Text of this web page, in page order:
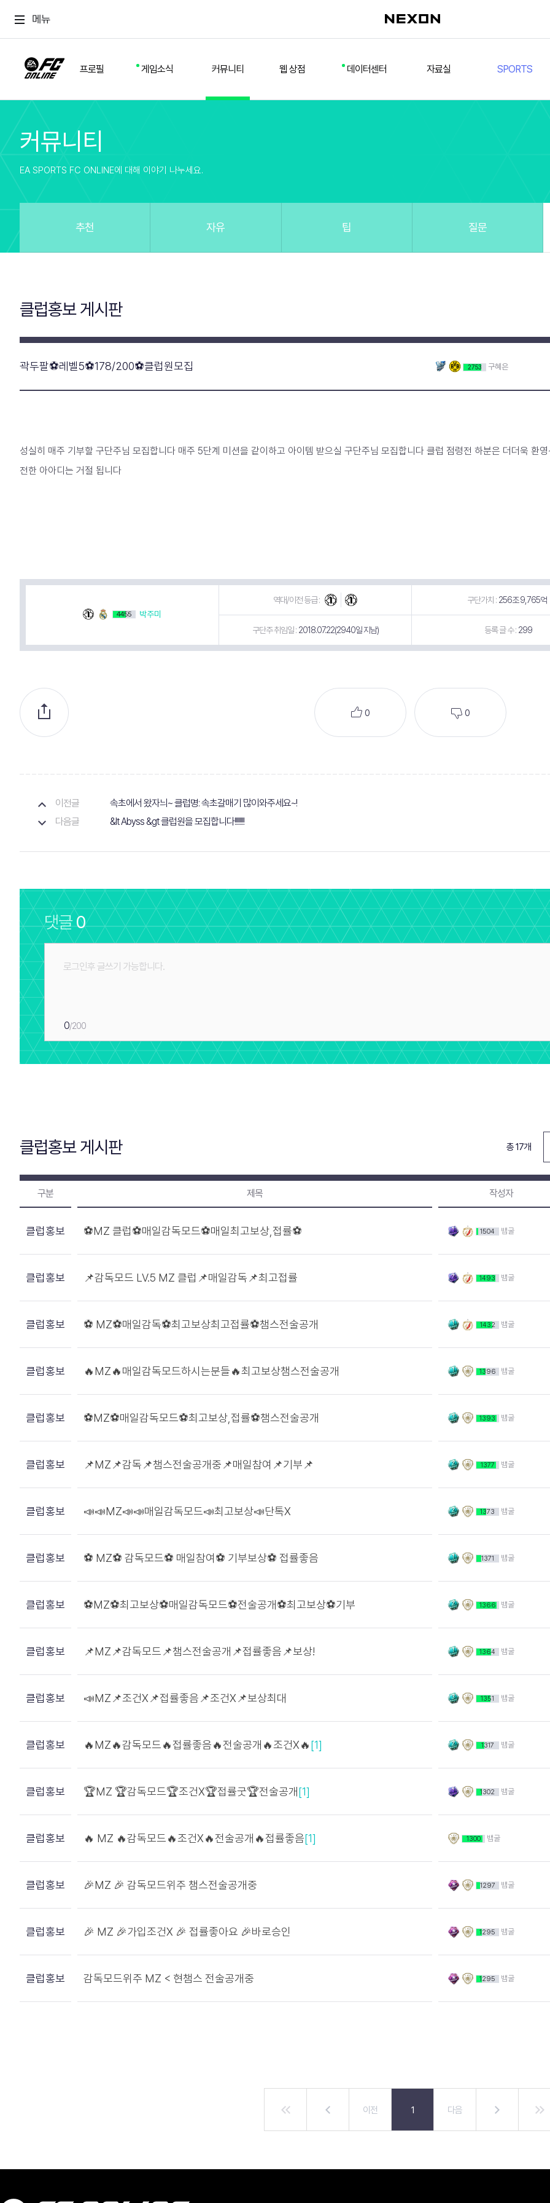
메뉴
프로필 게임소식 커뮤니티 웹 상점 데이터센터 자료실 SPORTS
스쿼드
경기 기록
커뮤니티
방명록
설정
업데이트
유저 가이드
게임 플레이 버그 제보
훈련코치/특성 도우미
스쿼드 피드
커뮤니티
EA SPORTS FC ONLINE에 대해 이야기 나누세요.
추천 자유 팁 질문
클럽홍보 게시판
곽두팔⚽레벨5⚽178/200⚽클럽원모집 2753 구혜은
성실히 매주 기부할 구단주님 모집합니다 매주 5단계 미션을 같이하고 아이템 받으실 구단주님 모집합니다 클럽 점령전 하분은 더더욱 환
전한 아아디는 거절 됩니다
4455 박주미
역대/이전 등급 : 구단가치 : 256조 9,765억
구단주 취임일 : 2018.07.22(2940일 지남) 등록 글 수 : 299
0 0
이전글
속초에서 왔자늬~ 클럽명: 속초갈매기 많이와주세요~!
다음글
&lt Abyss &gt 클럽원을 모집합니다!!!!!!!!
댓글0
0/200
클럽홍보 게시판 총 17개
구분 제목 작성자
클럽홍보 ⚽MZ 클럽⚽매일감독모드⚽매일최고보상,접률⚽ 1504 뱀굴
클럽홍보 📌감독모드 LV.5 MZ 클럽📌매일감독📌최고접률 1493 뱀굴
클럽홍보 ⚽ MZ⚽매일감독⚽최고보상최고접률⚽챔스전술공개 1432 뱀굴
클럽홍보 🔥MZ🔥매일감독모드하시는분들🔥최고보상챔스전술공개 1396 뱀굴
클럽홍보 ⚽MZ⚽매일감독모드⚽최고보상,접률⚽챔스전술공개 1393 뱀굴
클럽홍보 📌MZ📌감독📌챔스전술공개중📌매일참여📌기부📌 1377 뱀굴
클럽홍보 📣📣MZ📣📣매일감독모드📣최고보상📣단톡X 1373 뱀굴
클럽홍보 ⚽ MZ⚽ 감독모드⚽ 매일참여⚽ 기부보상⚽ 접률좋음 1371 뱀굴
클럽홍보 ⚽MZ⚽최고보상⚽매일감독모드⚽전술공개⚽최고보상⚽기부 1366 뱀굴
클럽홍보 📌MZ📌감독모드📌챔스전술공개📌접률좋음📌보상! 1364 뱀굴
클럽홍보 📣MZ📌조건X📌접률좋음📌조건X📌보상최대 1351 뱀굴
클럽홍보 🔥MZ🔥감독모드🔥접률좋음🔥전술공개🔥조건X🔥[1] 1317 뱀굴
클럽홍보 🏆MZ 🏆감독모드🏆조건X🏆접률굿🏆전술공개[1] 1302 뱀굴
클럽홍보 🔥 MZ 🔥감독모드🔥조건X🔥전술공개🔥접률좋음[1] 1300 뱀굴
클럽홍보 🎉MZ 🎉 감독모드위주 챔스전술공개중 1297 뱀굴
클럽홍보 🎉 MZ 🎉가입조건X 🎉 접률좋아요 🎉바로승인 1295 뱀굴
클럽홍보 감독모드위주 MZ < 현챔스 전술공개중 1295 뱀굴
이전 1 다음